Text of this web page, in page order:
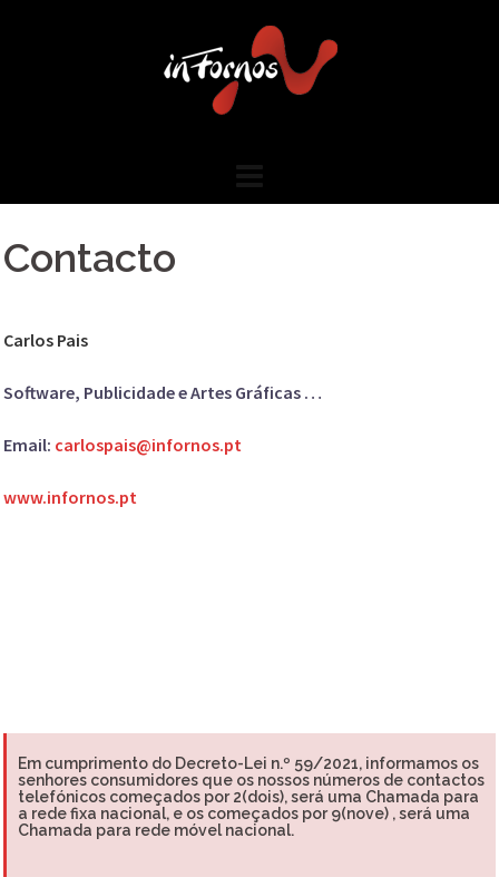
Contacto
Carlos Pais
Software, Publicidade e Artes Gráficas …
Email: carlospais@infornos.pt
www.infornos.pt
Em cumprimento do Decreto-Lei n.º 59/2021, informamos os
senhores consumidores que os nossos números de contactos
telefónicos começados por 2(dois), será uma Chamada para
a rede fixa nacional, e os começados por 9(nove) , será uma
Chamada para rede móvel nacional.